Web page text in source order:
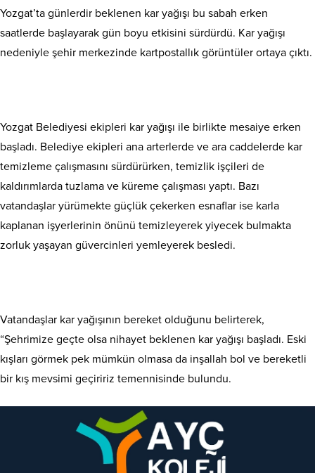
Yozgat’ta günlerdir beklenen kar yağışı bu sabah erken
saatlerde başlayarak gün boyu etkisini sürdürdü. Kar yağışı
nedeniyle şehir merkezinde kartpostallık görüntüler ortaya çıktı.
Yozgat Belediyesi ekipleri kar yağışı ile birlikte mesaiye erken
başladı. Belediye ekipleri ana arterlerde ve ara caddelerde kar
temizleme çalışmasını sürdürürken, temizlik işçileri de
kaldırımlarda tuzlama ve küreme çalışması yaptı. Bazı
vatandaşlar yürümekte güçlük çekerken esnaflar ise karla
kaplanan işyerlerinin önünü temizleyerek yiyecek bulmakta
zorluk yaşayan güvercinleri yemleyerek besledi.
Vatandaşlar kar yağışının bereket olduğunu belirterek,
“Şehrimize geçte olsa nihayet beklenen kar yağışı başladı. Eski
kışları görmek pek mümkün olmasa da inşallah bol ve bereketli
bir kış mevsimi geçiririz temennisinde bulundu.